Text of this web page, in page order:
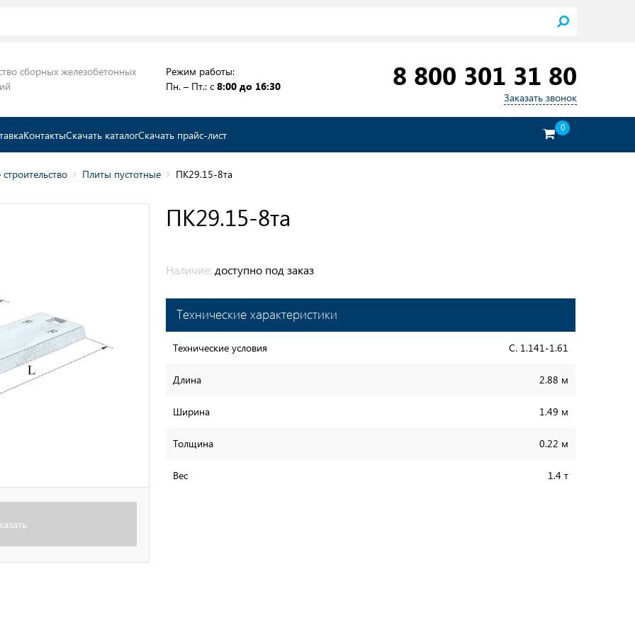
сборных железобетонных
Режим работы:
Пн. – Пт.: с 8:00 до 16:30 8 800 301 31 80
Заказать звонок
КонтактыСкачать каталогСкачать прайс-лист
0
Плиты пустотные ПК29.15-8та
ПК29.15-8та
Наличие: доступно под заказ
Технические характеристики
Технические условия С. 1.141-1.61
Длина 2.88 м
Ширина 1.49 м
Толщина 0.22 м
Вес 1.4 т